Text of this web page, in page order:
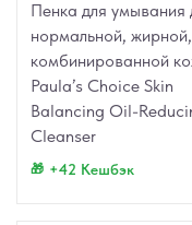
Пенка для умывания
нормальной, жирной,
комбинированной
Paula’s Choice Skin
Balancing Oil-
Cleanser
+42 Кешбэк